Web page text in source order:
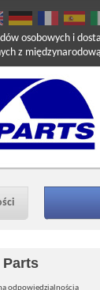
osobowych i
międzynarodową
Parts
odpowiedzialnością